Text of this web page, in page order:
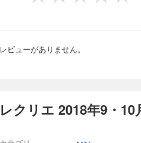
ケーションが広が
ちぎり絵・美しい
案内
高齢者介護のため
制作も必見。
「紅葉」より 山を
ア 空いた時間にす
日の会話のヒント
1,600円 (税込)
レビューがありません。
レクリエ 2018年9・10